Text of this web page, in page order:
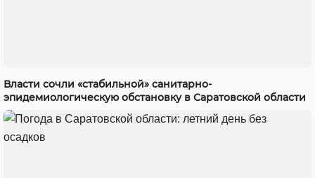
Власти сочли «стабильной» санитарно-
эпидемиологическую обстановку в Саратовской области